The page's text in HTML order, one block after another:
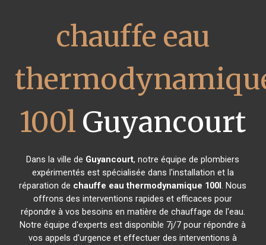
chauffe eau
100l Guyancourt
Dans la ville de Guyancourt, notre équipe de plombiers
expérimentés est spécialisée dans l'installation et la
réparation de chauffe eau thermodynamique 100l. Nous
offrons des interventions rapides et efficaces pour
répondre à vos besoins en matière de chauffage de l'eau.
Notre équipe d'experts est disponible 7j/7 pour répondre à
vos appels d'urgence et effectuer des interventions à